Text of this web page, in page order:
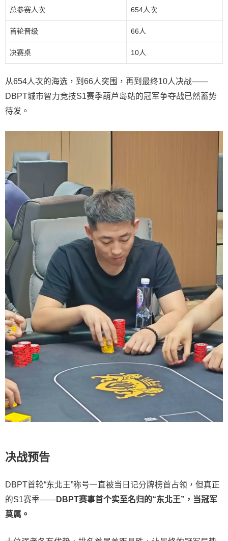
总参赛人次 654人次
首轮晋级 66人
决赛桌 10人
从654人次的海选，到66人突围，再到最终10人决战——
DBPT城市智力竞技S1赛季葫芦岛站的冠军争夺战已然蓄势
待发。
决战预告
DBPT首轮“东北王”称号一直被当日记分牌榜首占领，但真正
的S1赛季——DBPT赛事首个实至名归的“东北王”，当冠军
莫属。